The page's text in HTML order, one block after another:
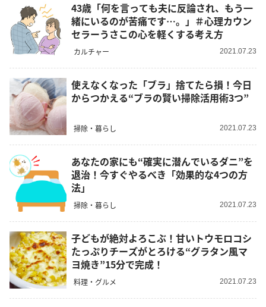
43歳「何を言っても夫に反論され、もう一
緒にいるのが苦痛です…。」＃心理カウン
セラーうさこの心を軽くする考え方
カルチャー 2021.07.23
使えなくなった「ブラ」捨てたら損！今日
からつかえる“ブラの賢い掃除活用術3つ”
掃除・暮らし 2021.07.23
あなたの家にも“確実に潜んでいるダニ”を
退治！今すぐやるべき「効果的な4つの方
法」
掃除・暮らし 2021.07.23
子どもが絶対よろこぶ！甘いトウモロコシ
たっぷりチーズがとろける“グラタン風マ
ヨ焼き”15分で完成！
料理・グルメ 2021.07.23